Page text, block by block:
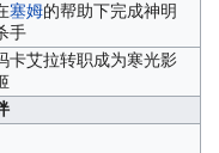
塞姆的帮助下完成神明
手
卡艾拉转职成为寒光影